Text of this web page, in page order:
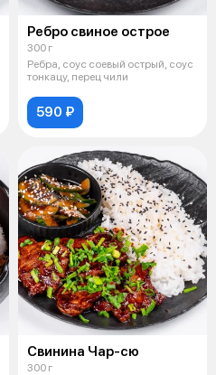
Ребро свиное острое
300 г
Ребра, соус соевый острый, соус
тонкацу, перец чили
590 ₽
Свинина Чар-сю
300 г